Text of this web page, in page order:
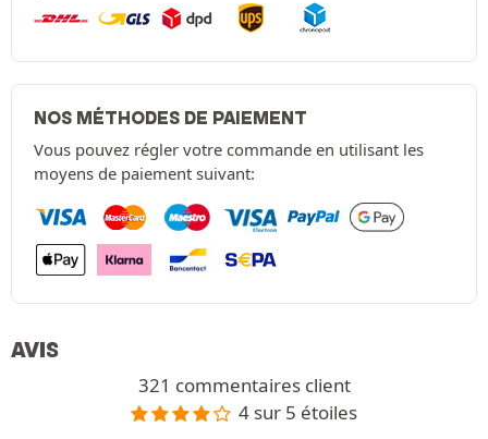
NOS MÉTHODES DE PAIEMENT
Vous pouvez régler votre commande en utilisant les
moyens de paiement suivant:
AVIS
321 commentaires client
4 sur 5 étoiles